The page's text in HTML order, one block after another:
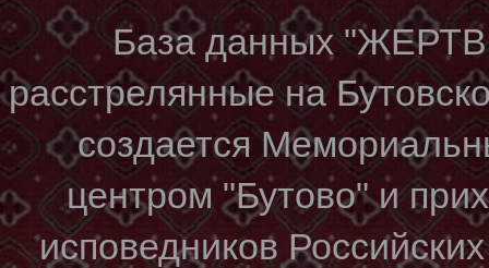
База данных
расстрелянные на
создается
центром "Бутово" и
исповедников